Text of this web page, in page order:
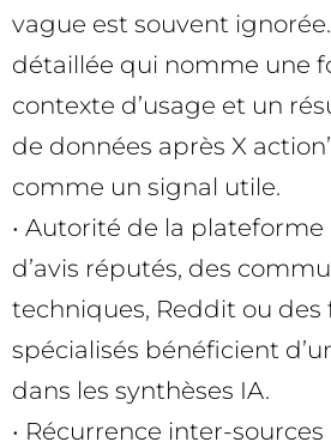
vague est souvent
détaillée qui nomme une
contexte d’usage et un
de données après X
comme un signal utile.
• Autorité de la
d’avis réputés, des
techniques, Reddit ou des
spécialisés bénéficient
dans les synthèses IA.
• Récurrence inter-sources